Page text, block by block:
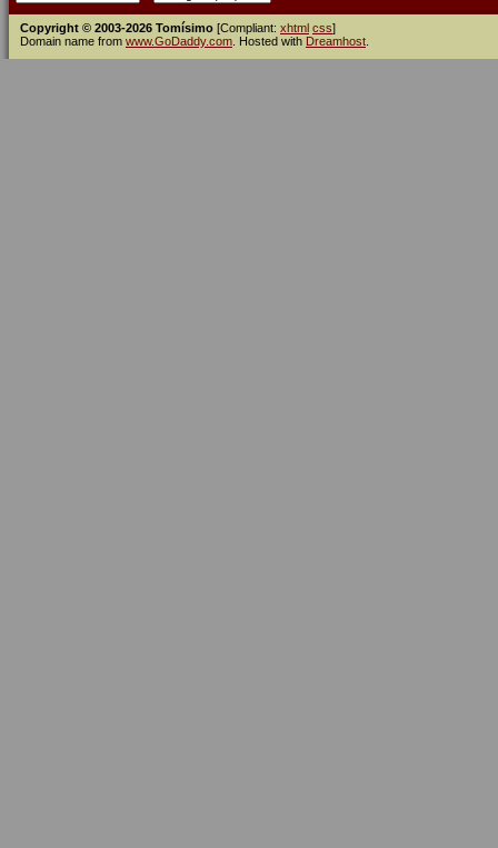
Copyright © 2003-2026 Tomísimo [Compliant: xhtml css]
Domain name from www.GoDaddy.com . Hosted with Dreamhost